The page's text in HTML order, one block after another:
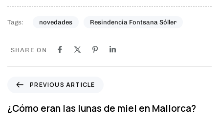
Tags: novedades Resindencia Fontsana Sóller
SHARE ON
e
v
PREVIOUS ARTICLE
¿Cómo eran las lunas de miel en Mallorca?